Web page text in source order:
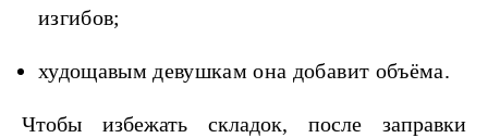
изгибов;
худощавым девушкам она добавит объёма.
Чтобы избежать складок, после заправки